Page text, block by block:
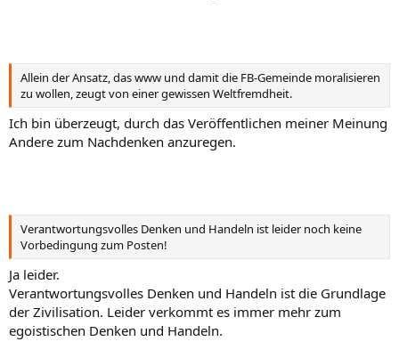
Allein der Ansatz, das www und damit die FB-Gemeinde moralisieren
zu wollen, zeugt von einer gewissen Weltfremdheit.
Ich bin überzeugt, durch das Veröffentlichen meiner Meinung
Andere zum Nachdenken anzuregen.
Verantwortungsvolles Denken und Handeln ist leider noch keine
Vorbedingung zum Posten!
Ja leider.
Verantwortungsvolles Denken und Handeln ist die Grundlage
der Zivilisation. Leider verkommt es immer mehr zum
egoistischen Denken und Handeln.